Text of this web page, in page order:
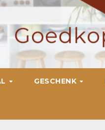
GESCHENK